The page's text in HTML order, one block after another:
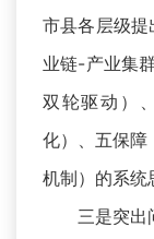
市县各层级
业链-产业集
双轮驱动）
化）、五保障
机制）的系统
三是突出